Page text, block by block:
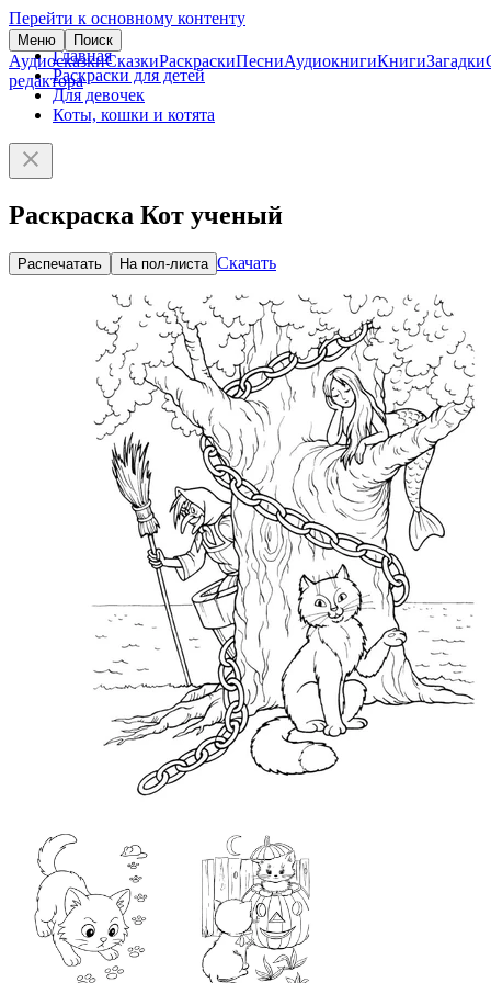
Перейти к основному контенту
Меню Поиск
АудиосказкиСказкиРаскраскиПесниАудиокнигиКнигиЗагадки
редактора
Главная
Раскраски для детей
Для девочек
Коты, кошки и котята
Раскраска Кот ученый
Распечатать На пол-листа Скачать